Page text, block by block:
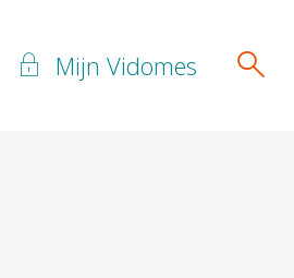
Mijn Vidomes